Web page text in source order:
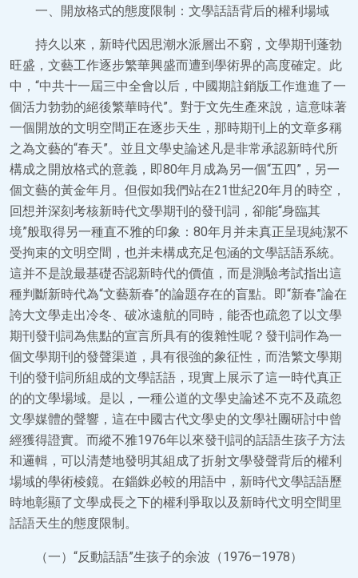
一、開放格式的態度限制：文學話語背后的權利場域
持久以來，新時代因思潮水派層出不窮，文學期刊蓬勃
旺盛，文藝工作逐步繁華興盛而遭到學術界的高度確定。此
中，“中共十一屆三中全會以后，中國期註銷版工作進進了一
個活力勃勃的絕後繁華時代”。對于文先生產來說，這意味著
一個開放的文明空間正在逐步天生，那時期刊上的文章多稱
之為文藝的“春天”。並且文學史論述凡是非常承認新時代所
構成之開放格式的意義，即80年月成為另一個“五四”，另一
個文藝的黃金年月。但假如我們站在21世紀20年月的時空，
回想并深刻考核新時代文學期刊的發刊詞，卻能“身臨其
境”般取得另一種直不雅的印象：80年月并未真正呈現純潔不
受拘束的文明空間，也并未構成充足包涵的文學話語系統。
這并不是說最基礎否認新時代的價值，而是測驗考試指出這
種判斷新時代為“文藝新春”的論題存在的盲點。即“新春”論在
誇大文學走出冷冬、破冰遠航的同時，能否也疏忽了以文學
期刊發刊詞為焦點的宣言所具有的復雜性呢？發刊詞作為一
個文學期刊的發聲渠道，具有很強的象征性，而浩繁文學期
刊的發刊詞所組成的文學話語，現實上展示了這一時代真正
的的文學場域。是以，一種公道的文學史論述不克不及疏忽
文學媒體的聲響，這在中國古代文學史的文學社團研討中曾
經獲得證實。而縱不雅1976年以來發刊詞的話語生孩子方法
和邏輯，可以清楚地發明其組成了折射文學發聲背后的權利
場域的學術棱鏡。在錙銖必較的用語中，新時代文學話語歷
時地彰顯了文學成長之下的權利爭取以及新時代文明空間里
話語天生的態度限制。
（一）“反動話語”生孩子的余波（1976—1978）